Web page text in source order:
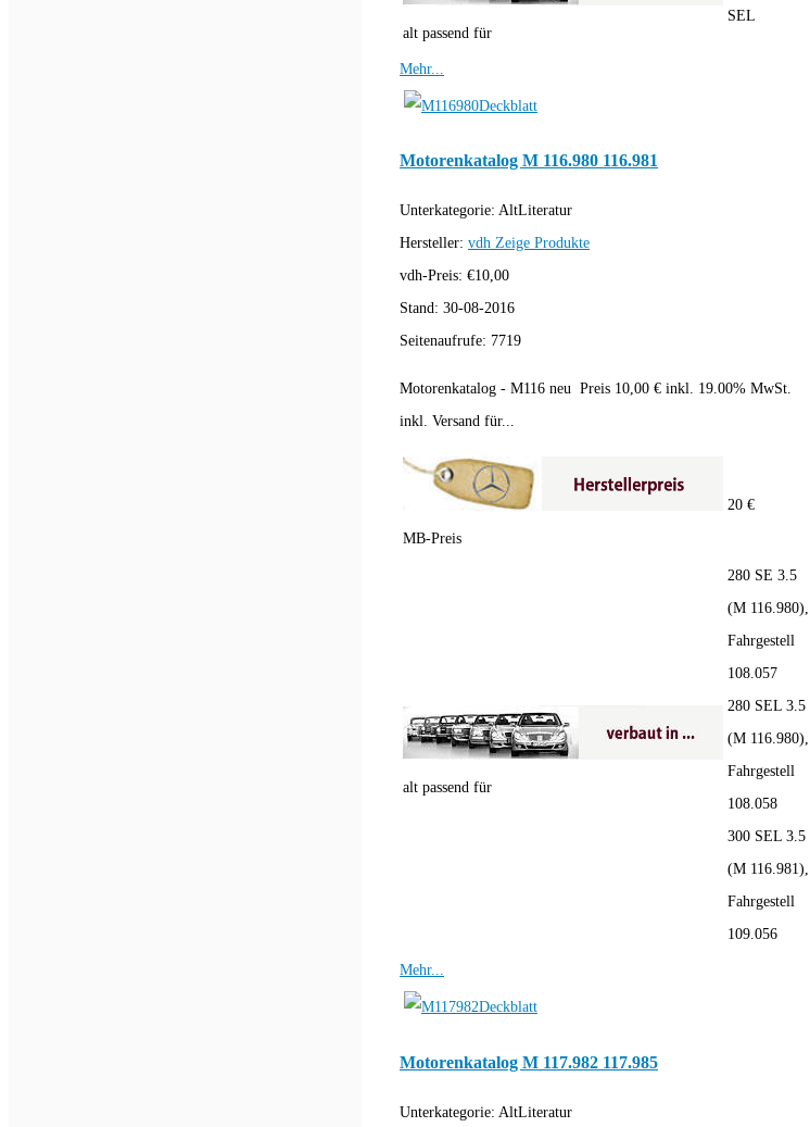
alt passend für
SEL
Mehr...
Motorenkatalog M 116.980 116.981
Unterkategorie: AltLiteratur
Hersteller: vdh Zeige Produkte
vdh-Preis: €10,00
Stand: 30-08-2016
Seitenaufrufe: 7719
Motorenkatalog - M116 neu Preis 10,00 € inkl. 19.00% MwSt.
inkl. Versand für...
MB-Preis
20 €
alt passend für
280 SE 3.5
(M 116.980),
Fahrgestell
108.057
280 SEL 3.5
(M 116.980),
Fahrgestell
108.058
300 SEL 3.5
(M 116.981),
Fahrgestell
109.056
Mehr...
Motorenkatalog M 117.982 117.985
Unterkategorie: AltLiteratur